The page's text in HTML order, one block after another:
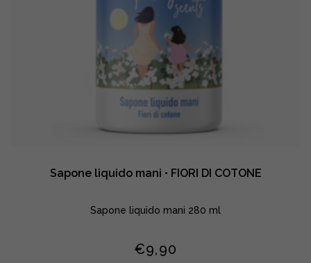
Sapone liquido mani • FIORI DI COTONE
Sapone liquido mani 280 ml
€9,90